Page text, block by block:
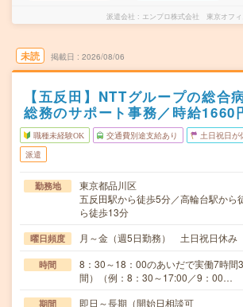
派遣会社 エンプロ株式会社 東京オフィ
未読 掲載日 2026/08/06
【五反田】NTTグループの総合
総務のサポート事務／時給1660
職種未経験OK 交通費別途支給あり 土日祝日が
派遣
勤務地
東京都品川区
五反田駅から徒歩5分／高輪台駅から
ら徒歩13分
曜日頻度 月～金（週5日勤務） 土日祝日休み
時間
8：30～18：00のあいだで実働7時間
間）（例：8：30～17:00／9：00…
期間 即日～長期（開始日相談可